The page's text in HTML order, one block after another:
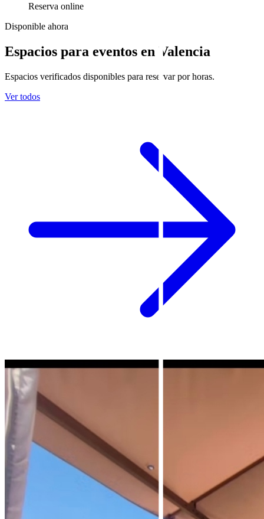
Reserva online
Disponible ahora
Espacios para eventos en Valencia
Espacios verificados disponibles para reservar por horas.
Ver todos